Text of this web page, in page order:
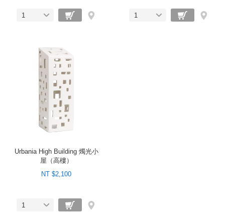
1 1
Urbania High Building 燭光小
屋（高樓）
NT $2,100
1